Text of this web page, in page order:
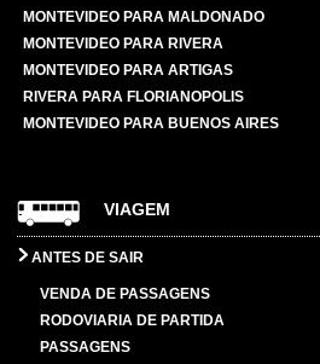
MONTEVIDEO PARA MALDONADO
MONTEVIDEO PARA RIVERA
MONTEVIDEO PARA ARTIGAS
RIVERA PARA FLORIANOPOLIS
MONTEVIDEO PARA BUENOS AIRES
VIAGEM
ANTES DE SAIR
VENDA DE PASSAGENS
RODOVIARIA DE PARTIDA
PASSAGENS